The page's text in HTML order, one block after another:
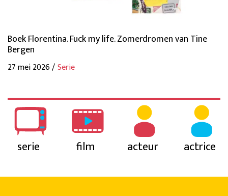
Boek Florentina. Fuck my life. Zomerdromen van Tine
Bergen
27 mei 2026 /Serie
serie film acteur actrice